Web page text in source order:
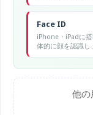
Face ID
iPhone・iPadに
体的に顔を認識し
他の